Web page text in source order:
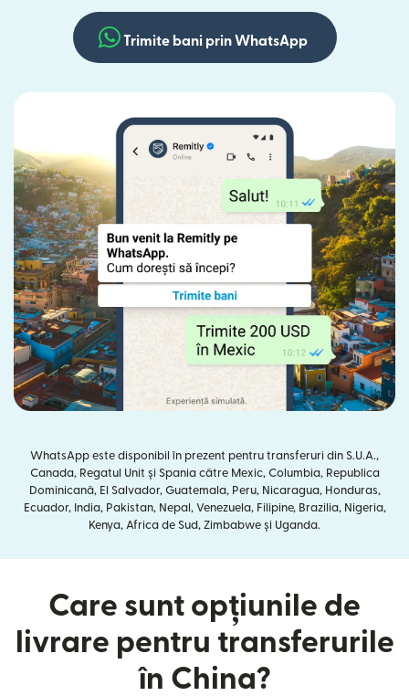
Trimite bani prin WhatsApp
WhatsApp este disponibil în prezent pentru transferuri din S.U.A.,
Canada, Regatul Unit și Spania către Mexic, Columbia, Republica
Dominicană, El Salvador, Guatemala, Peru, Nicaragua, Honduras,
Ecuador, India, Pakistan, Nepal, Venezuela, Filipine, Brazilia, Nigeria,
Kenya, Africa de Sud, Zimbabwe și Uganda.
Care sunt opțiunile de
livrare pentru transferurile
în China?